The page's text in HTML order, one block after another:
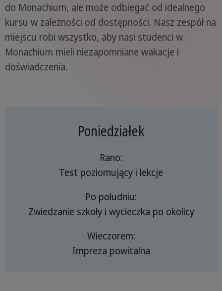
do Monachium, ale może odbiegać od idealnego
kursu w zależności od dostępności. Nasz zespół na
miejscu robi wszystko, aby nasi studenci w
Monachium mieli niezapomniane wakacje i
doświadczenia.
Poniedziałek
Rano:
Test poziomujący i lekcje
Po południu:
Zwiedzanie szkoły i wycieczka po okolicy
Wieczorem:
Impreza powitalna